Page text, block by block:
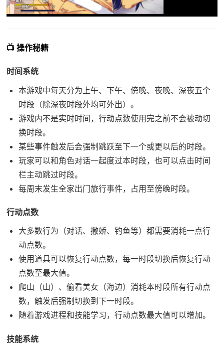
📺 操作秘籍
时间系统
本游戏中每天分为上午、下午、傍晚、夜晚、深夜五个
时段（除深夜时段外均可外出）。
游戏内不是实时时间，行动点数使用完之前不会被动切
换时段。
某些事件触发后会强制跳跃至下一个或更以后的时段。
玩家可以和角色对话一起度过本时段，也可以点击时间
栏主动跳过时段。
每周末发生全家出门旅行事件，占用至傍晚时段。
行动点数
大多数行为（对话、撒娇、钓鱼等）都需要消耗一点行
动点数。
使用道具可以恢复行动点数，每一时段切换后恢复行动
点数至最大值。
爬山（山）、偷看美女（海边）消耗本时段所有行动点
数，触发后强制切换到下一时段。
随着游戏进程和技能学习，行动点数最大值可以增加。
技能系统